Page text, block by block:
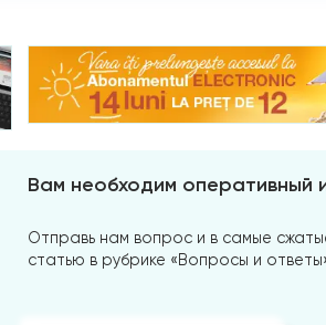
Вам необходим оперативный
Отправь нам вопрос и в самые
статью в рубрике «Вопросы и